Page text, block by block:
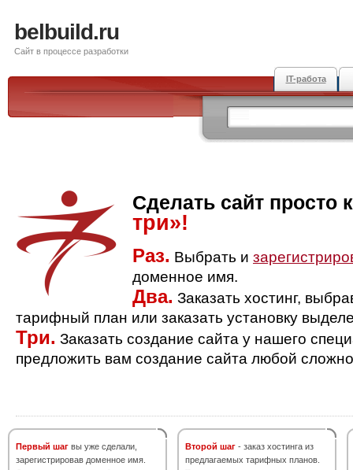
belbuild.ru
Сайт в процессе разработки
IT-работа
Сделать сайт просто
три»!
Раз. Выбрать и
доменное имя.
Два. Заказать хостинг,
тарифный план или заказать установку
Три. Заказать создание сайта у нашего
предложить вам создание сайта любой
Первый шаг вы уже сделали,
зарегистрировав доменное имя.
Второй шаг - заказ хостинга из
предлагаемых тарифных планов.